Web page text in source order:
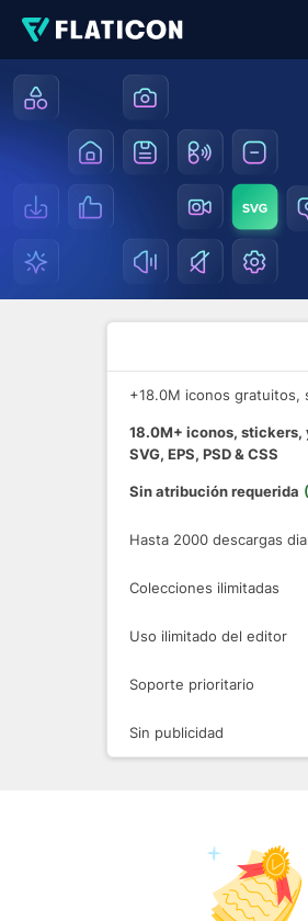
+18.0M iconos gratuitos,
18.0M+ iconos, stickers,
SVG, EPS, PSD & CSS
Sin atribución requerida
Hasta 2000 descargas
Colecciones ilimitadas
Uso ilimitado del editor
Soporte prioritario
Sin publicidad